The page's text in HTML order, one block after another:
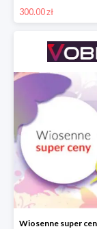
300.00 zł